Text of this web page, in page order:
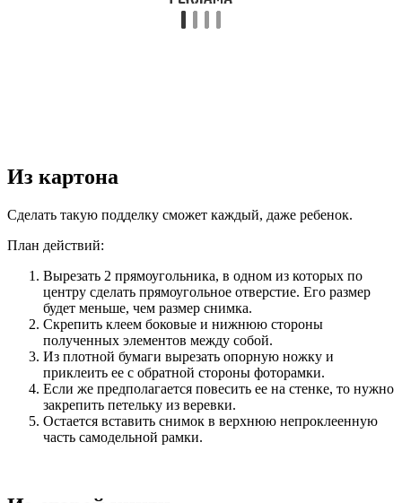
Из картона
Сделать такую подделку сможет каждый, даже ребенок.
План действий:
Вырезать 2 прямоугольника, в одном из которых по
центру сделать прямоугольное отверстие. Его размер
будет меньше, чем размер снимка.
Скрепить клеем боковые и нижнюю стороны
полученных элементов между собой.
Из плотной бумаги вырезать опорную ножку и
приклеить ее с обратной стороны фоторамки.
Если же предполагается повесить ее на стенке, то нужно
закрепить петельку из веревки.
Остается вставить снимок в верхнюю непроклеенную
часть самодельной рамки.